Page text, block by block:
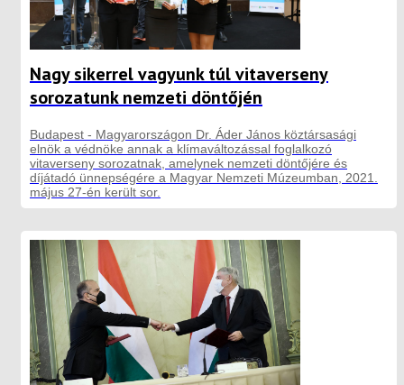
Nagy sikerrel vagyunk túl vitaverseny
sorozatunk nemzeti döntőjén
Budapest - Magyarországon Dr. Áder János köztársasági
elnök a védnöke annak a klímaváltozással foglalkozó
vitaverseny sorozatnak, amelynek nemzeti döntőjére és
díjátadó ünnepségére a Magyar Nemzeti Múzeumban, 2021.
május 27-én került sor.